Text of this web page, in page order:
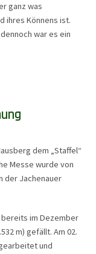
ganz was
ihres Könnens ist.
war es ein
dem „Staffel“
Messe wurde von
der Jachenauer
bereits im Dezember
m) gefällt. Am 02.
und